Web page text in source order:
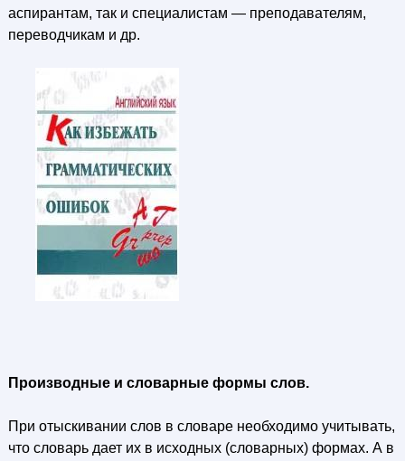
аспирантам, так и специалистам — преподавателям,
переводчикам и др.
Производные и словарные формы слов.
При отыскивании слов в словаре необходимо учитывать,
что словарь дает их в исходных (словарных) формах. А в